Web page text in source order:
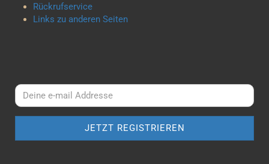
Rückrufservice
Links zu anderen Seiten